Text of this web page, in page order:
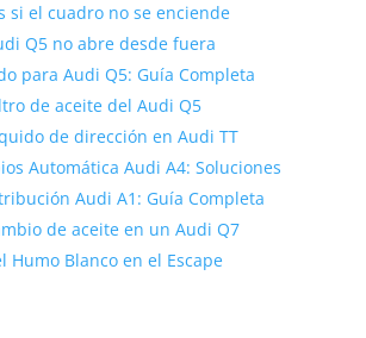
si el cuadro no se enciende
Q5 no abre desde fuera
para Audi Q5: Guía Completa
de aceite del Audi Q5
de dirección en Audi TT
Automática Audi A4: Soluciones
Audi A1: Guía Completa
de aceite en un Audi Q7
Humo Blanco en el Escape